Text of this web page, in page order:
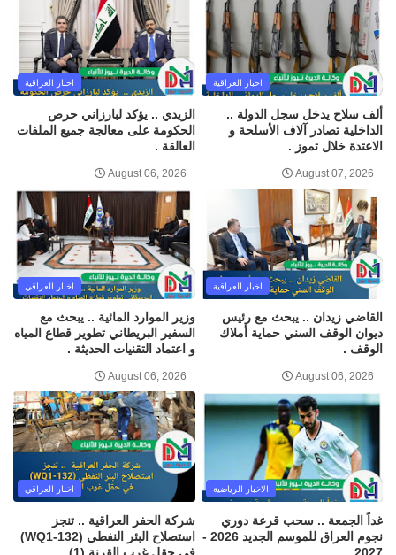
اخبار العراقية
ألف سلاح يدخل سجل الدولة ..
الداخلية تصادر آلاف الأسلحة و
الاعتدة خلال تموز .
August 07, 2026
اخبار العراقية
الزيدي .. يؤكد لبارزاني حرص
الحكومة على معالجة جميع الملفات
العالقة .
August 06, 2026
اخبار العراقية
القاضي زيدان .. يبحث مع رئيس
ديوان الوقف السني حماية أملاك
الوقف .
August 06, 2026
اخبار العراقي
وزير الموارد المائية .. يبحث مع
السفير البريطاني تطوير قطاع المياه
و اعتماد التقنيات الحديثة .
August 06, 2026
الاخبار الرياضية
غداً الجمعة .. سحب قرعة دوري
نجوم العراق للموسم الجديد 2026 -
2027 .
اخبار العراقي
شركة الحفر العراقية .. تنجز
استصلاح البئر النفطي (WQ1-132)
في حقل غرب القرنة (1) .